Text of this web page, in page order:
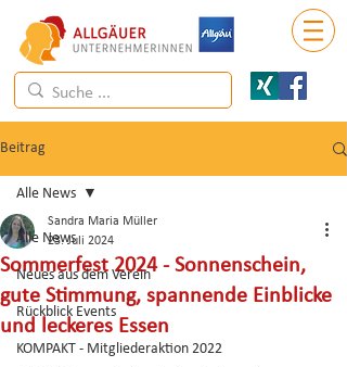
Beitrag
Alle News
Neues aus dem Verein
Rückblick Events
KOMPAKT - Mitgliederaktion 2022
Alle News
Sommerfest 2024 - Sonnenschein,
gute Stimmung, spannende Einblicke
und leckeres Essen
Sandra Maria Müller
23. Juli 2024